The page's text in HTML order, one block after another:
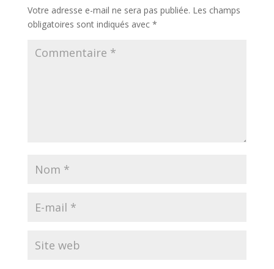
Votre adresse e-mail ne sera pas publiée. Les champs
obligatoires sont indiqués avec *